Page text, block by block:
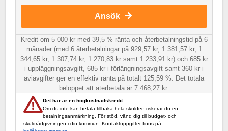
Ansök
Kredit om 5 000 kr med 39,5 % ränta och återbetalningstid på 6
månader (med 6 återbetalningar på 929,57 kr, 1 381,57 kr, 1
344,65 kr, 1 307,74 kr, 1 270,83 kr samt 1 233,91 kr) och 685 kr
i uppläggningsavgift, 685 kr i förlängningsavgift samt 360 kr i
aviavgifter ger en effektiv ränta på totalt 125,59 %. Det totala
beloppet att återbetala är 7 468,27 kr.
Det här är en högkostnadskredit
Om du inte kan betala tillbaka hela skulden riskerar du en
betalningsanmärkning. För stöd, vänd dig till budget- och
skuldrådgivningen i din kommun. Kontaktuppgifter finns på